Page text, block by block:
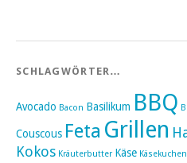
SCHLAGWÖRTER…
Avocado Bacon Basilikum BBQ
Couscous Feta Grillen
Kokos Kräuterbutter Käse Käsekuchen